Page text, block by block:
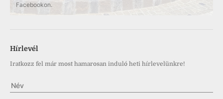
Facebookon.
Hírlevél
Iratkozz fel már most hamarosan induló heti hírlevelünkre!